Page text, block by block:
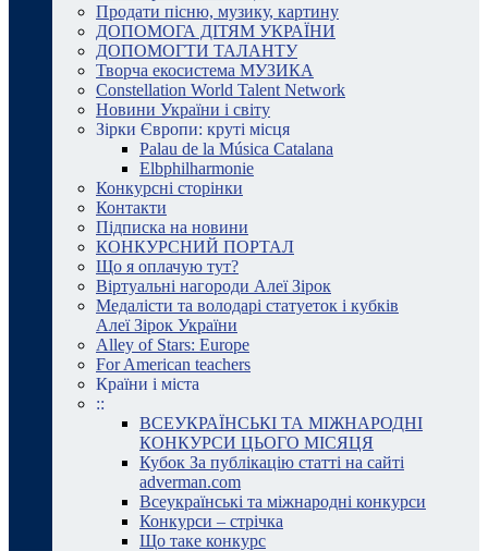
Продати пісню, музику, картину
ДОПОМОГА ДІТЯМ УКРАЇНИ
ДОПОМОГТИ ТАЛАНТУ
Творча екосистема МУЗИКА
Constellation World Talent Network
Новини України і світу
Зірки Європи: круті місця
Palau de la Música Catalana
Elbphilharmonie
Конкурсні сторінки
Контакти
Підписка на новини
КОНКУРСНИЙ ПОРТАЛ
Що я оплачую тут?
Віртуальні нагороди Алеї Зірок
Медалісти та володарі статуеток і кубків
Алеї Зірок України
Alley of Stars: Europe
For American teachers
Країни і міста
::
ВСЕУКРАЇНСЬКІ ТА МІЖНАРОДНІ
КОНКУРСИ ЦЬОГО МІСЯЦЯ
Кубок За публікацію статті на сайті
adverman.com
Всеукраїнські та міжнародні конкурси
Конкурси – стрічка
Що таке конкурс